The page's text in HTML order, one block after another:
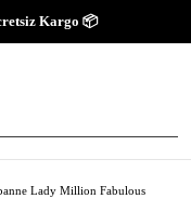
Kargo 📦
Lady Million Fabulous